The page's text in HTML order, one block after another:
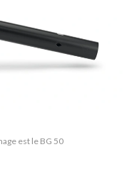
est le BG 50